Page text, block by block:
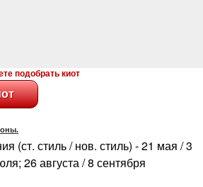
подобрать киот
(ст. стиль / нов. стиль) - 21 мая / 3
26 августа / 8 сентября